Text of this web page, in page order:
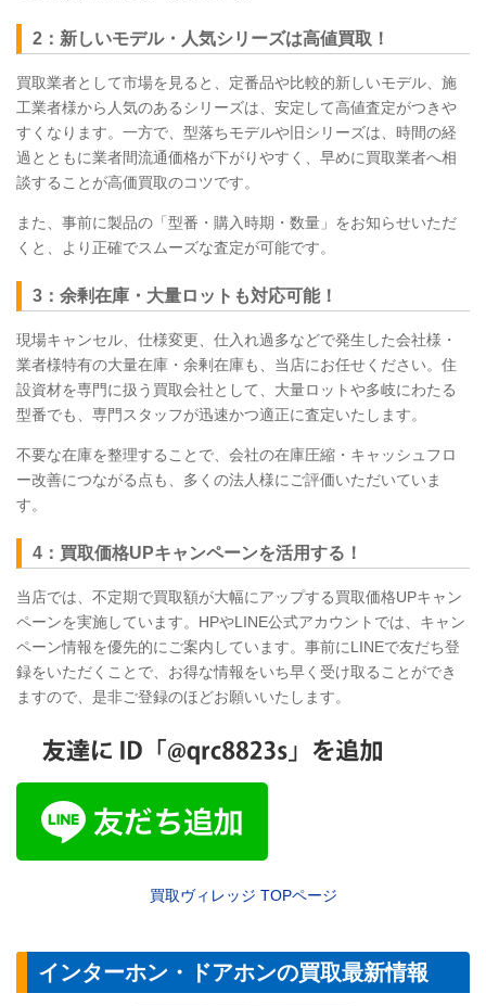
2：新しいモデル・人気シリーズは高値買取！
買取業者として市場を見ると、定番品や比較的新しいモデル、施
工業者様から人気のあるシリーズは、安定して高値査定がつきや
すくなります。一方で、型落ちモデルや旧シリーズは、時間の経
過とともに業者間流通価格が下がりやすく、早めに買取業者へ相
談することが高価買取のコツです。
また、事前に製品の「型番・購入時期・数量」をお知らせいただ
くと、より正確でスムーズな査定が可能です。
3：余剰在庫・大量ロットも対応可能！
現場キャンセル、仕様変更、仕入れ過多などで発生した会社様・
業者様特有の大量在庫・余剰在庫も、当店にお任せください。住
設資材を専門に扱う買取会社として、大量ロットや多岐にわたる
型番でも、専門スタッフが迅速かつ適正に査定いたします。
不要な在庫を整理することで、会社の在庫圧縮・キャッシュフロ
ー改善につながる点も、多くの法人様にご評価いただいていま
す。
4：買取価格UPキャンペーンを活用する！
当店では、不定期で買取額が大幅にアップする買取価格UPキャン
ペーンを実施しています。HPやLINE公式アカウントでは、キャン
ペーン情報を優先的にご案内しています。事前にLINEで友だち登
録をいただくことで、お得な情報をいち早く受け取ることができ
ますので、是非ご登録のほどお願いいたします。
買取ヴィレッジ TOPページ
インターホン・ドアホンの買取最新情報